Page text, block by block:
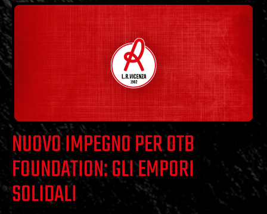
NUOVO IMPEGNO PER OTB
FOUNDATION: GLI EMPORI
SOLIDALI